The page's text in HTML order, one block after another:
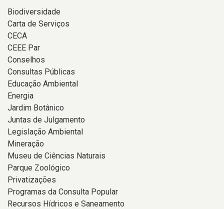
Biodiversidade
Carta de Serviços
CECA
CEEE Par
Conselhos
Consultas Públicas
Educação Ambiental
Energia
Jardim Botânico
Juntas de Julgamento
Legislação Ambiental
Mineração
Museu de Ciências Naturais
Parque Zoológico
Privatizações
Programas da Consulta Popular
Recursos Hídricos e Saneamento